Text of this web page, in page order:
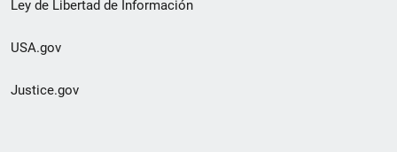
Ley de Libertad de Información
USA.gov
Justice.gov